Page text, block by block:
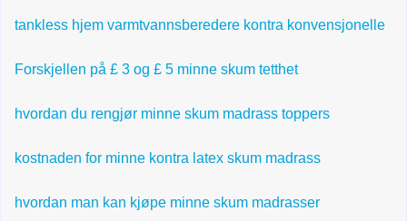
tankless hjem varmtvannsberedere kontra konvensjonelle
Forskjellen på £ 3 og £ 5 minne skum tetthet
hvordan du rengjør minne skum madrass toppers
kostnaden for minne kontra latex skum madrass
hvordan man kan kjøpe minne skum madrasser